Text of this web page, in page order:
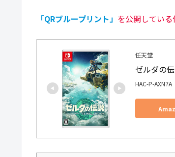
「QRブループリント」 を公開している
任天堂
ゼルダの
HAC-P-AXN7A